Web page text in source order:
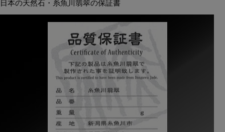
日本の天然石・糸魚川翡翠の保証書